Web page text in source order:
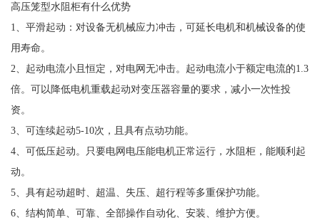
高压笼型水阻柜有什么优势
1、平滑起动：对设备无机械应力冲击，可延长电机和机械设备的使
用寿命。
2、起动电流小且恒定，对电网无冲击。起动电流小于额定电流的1.3
倍。可以降低电机重载起动对变压器容量的要求，减小一次性投
资。
3、可连续起动5-10次，且具有点动功能。
4、可低压起动。只要电网电压能电机正常运行，水阻柜，能顺利起
动。
5、具有起动超时、超温、失压、超行程等多重保护功能。
6、结构简单、可靠、全部操作自动化、安装、维护方便。